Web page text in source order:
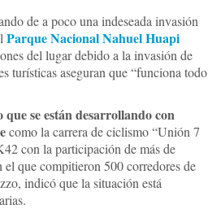
de a poco una indeseada invasión
Parque Nacional Nahuel Huapi
del lugar debido a la invasión de
turísticas aseguran que “funciona todo
se están desarrollando con
como la carrera de ciclismo “Unión 7
con la participación de más de
que compitieron 500 corredores de
indicó que la situación está